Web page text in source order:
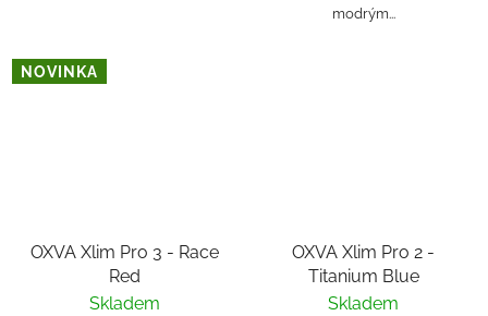
modrým...
NOVINKA
OXVA Xlim Pro 3 - Race
Red
Skladem
OXVA Xlim Pro 2 -
Titanium Blue
Skladem